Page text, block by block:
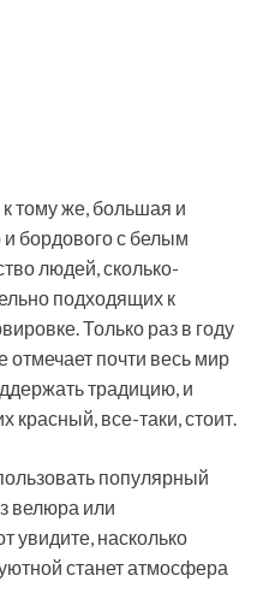
тому же, большая и
и бордового с белым
людей, сколько-
подходящих к
Только раз в году
почти весь мир
традицию, и
красный, все-таки, стоит.
популярный
велюра или
увидите, насколько
станет атмосфера